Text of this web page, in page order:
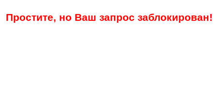
Простите, но Ваш запрос заблокирован!